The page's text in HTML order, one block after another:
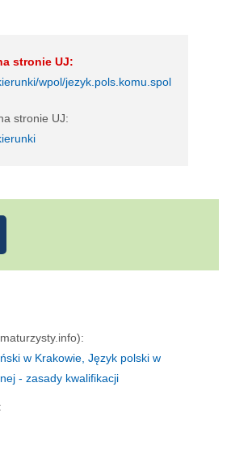
stronie UJ:
wpol/jezyk.pols.komu.spol
stronie UJ:
w Krakowie, Język polski w
- zasady kwalifikacji